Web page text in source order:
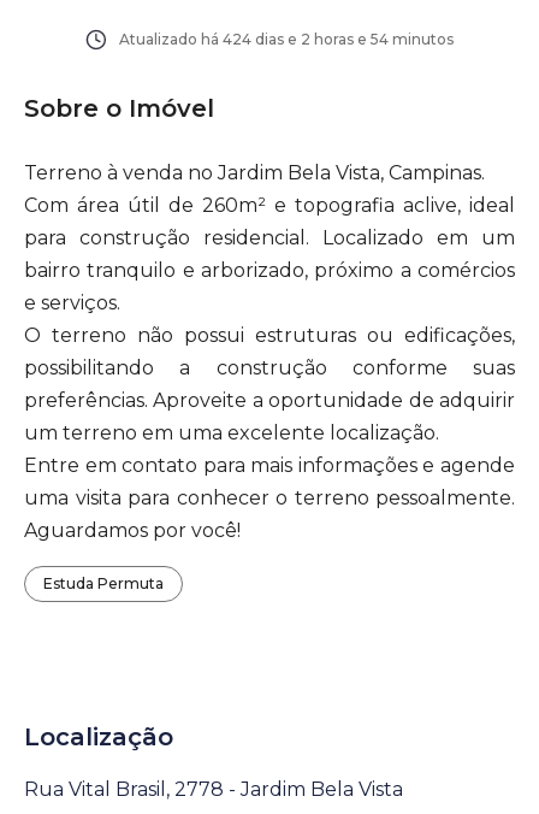
Atualizado há 424 dias e 2 horas e 54 minutos
Sobre o Imóvel
Terreno à venda no Jardim Bela Vista, Campinas.
Com área útil de 260m² e topografia aclive, ideal
para construção residencial. Localizado em um
bairro tranquilo e arborizado, próximo a comércios
e serviços.
O terreno não possui estruturas ou edificações,
possibilitando a construção conforme suas
preferências. Aproveite a oportunidade de adquirir
um terreno em uma excelente localização.
Entre em contato para mais informações e agende
uma visita para conhecer o terreno pessoalmente.
Aguardamos por você!
Estuda Permuta
Localização
Rua Vital Brasil, 2778 - Jardim Bela Vista